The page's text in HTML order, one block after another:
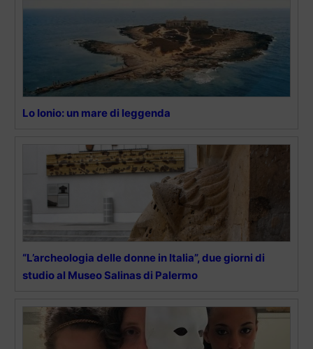
Lo Ionio: un mare di leggenda
“L’archeologia delle donne in Italia”, due giorni di
studio al Museo Salinas di Palermo